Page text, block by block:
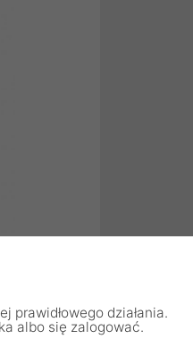
prawidłowego działania.
albo się zalogować.